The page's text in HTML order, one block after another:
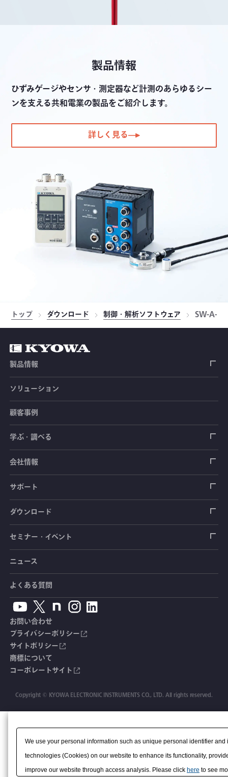
製品情報
ひずみゲージやセンサ・測定器など計測のあらゆるシー
ンを支える共和電業の製品をご紹介します。
詳しく見る
トップ ダウンロード 制御・解析ソフトウェア SW-A-
製品情報
ひずみゲージ
センサ（変換器）
ロードセル
加速度センサ
圧力センサ
トルクセンサ
土木建築用センサ
荷重計
土圧計
間隙水圧計
傾斜計
鉄筋計
沈下計
応力計
継目計
変位計
自動車用センサ
シートベルト張力計
操舵力・操舵角計
手ブレーキ計・チェンジレバー操作力計
踏力計
ホイールトルクセンサ
人体ダミー用センサ
測定器
データロガー
指示計・表示器
増幅器（アンプ）
ハンディ測定器（チェッカ）
ソフトウェア
計測システム
道路用計測システム
鉄道用計測システム
自動車用計測システム
土木用計測システム
試験装置・システム
ブリッジボックス
ケーブル・コネクタ
アクセサリ
製品・サービスTopics
オーダーメイド製品
生産終了製品
ソリューション
顧客事例
学ぶ・調べる
ひずみゲージ
センサ（変換器）
測定器
光ファイバ計測ソリューション - 学ぶ・調べる
共和技報
単位変換表
用語集
会社情報
拠点情報
会社概要
サポート
製品輸出時の取り扱いと該非判定書
毒物及び劇物譲受書
安全データシート（SDS）
カタログ・資料のダウンロード
生産終了製品一覧
拠点情報
よくあるご質問
ダウンロード
カタログ
取扱説明書
CADデータ
ソフトウェアバージョンアップ
総合カタログ
安全データシート（SDS）
CE適合品 受注・販売状況
共和技報
セミナー・イベント
セミナー・講習会
イベント・展示会
ニュース
よくある質問
お問い合わせ
プライバシーポリシー
サイトポリシー
商標について
コーポレートサイト
Copyright © KYOWA ELECTRONIC INSTRUMENTS CO., LTD. All rights reserved.
We use your personal information such as unique personal identifier
technologies (Cookies) on our website to enhance its functionality,
improve our website through access analysis. Please click here to see